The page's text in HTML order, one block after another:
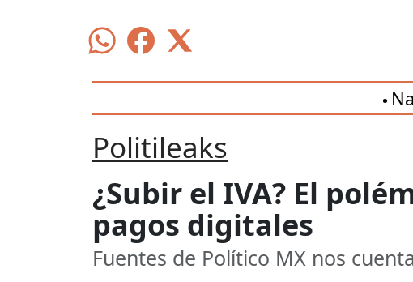
Politileaks
¿Subir el IVA? El
pagos digitales
Fuentes de Político MX nos